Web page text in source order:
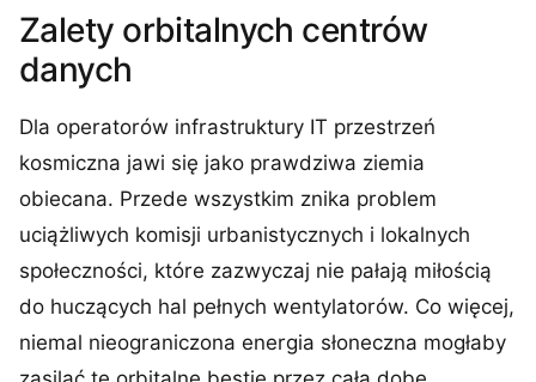
Zalety orbitalnych centrów
danych
Dla operatorów infrastruktury IT przestrzeń
kosmiczna jawi się jako prawdziwa ziemia
obiecana. Przede wszystkim znika problem
uciążliwych komisji urbanistycznych i lokalnych
społeczności, które zazwyczaj nie pałają miłością
do huczących hal pełnych wentylatorów. Co więcej,
niemal nieograniczona energia słoneczna mogłaby